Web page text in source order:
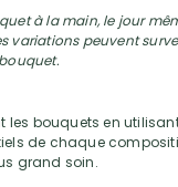
à la main, le jour
variations peuvent
bouquets en
de chaque
grand soin.